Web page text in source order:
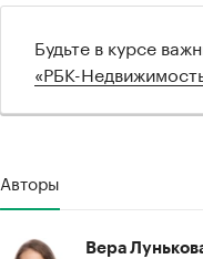
Будьте в курсе
«РБК-
Авторы
Вера